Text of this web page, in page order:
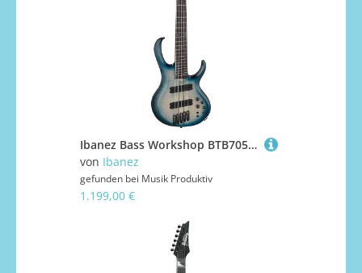
Ibanez Bass Workshop BTB705LM-CTL E-Bass
von Ibanez
gefunden bei Musik Produktiv
1.199,00 €